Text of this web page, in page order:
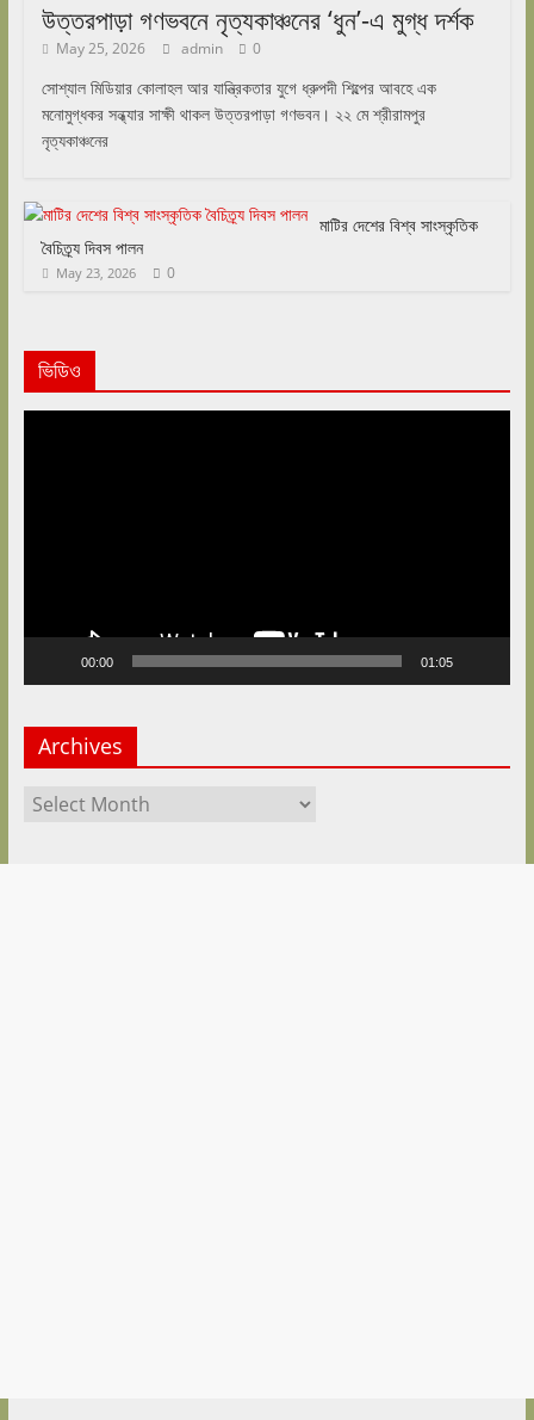
উত্তরপাড়া গণভবনে নৃত্যকাঞ্চনের ‘ধুন’-এ মুগ্ধ দর্শক
May 25, 2026 admin 0
সোশ্যাল মিডিয়ার কোলাহল আর যান্ত্রিকতার যুগে ধ্রুপদী শিল্পের আবহে এক
মনোমুগ্ধকর সন্ধ্যার সাক্ষী থাকল উত্তরপাড়া গণভবন। ২২ মে শ্রীরামপুর
নৃত্যকাঞ্চনের
মাটির দেশের বিশ্ব সাংস্কৃতিক
বৈচিত্র্য দিবস পালন
May 23, 2026 0
ভিডিও
00:00 01:05
Archives
Archives